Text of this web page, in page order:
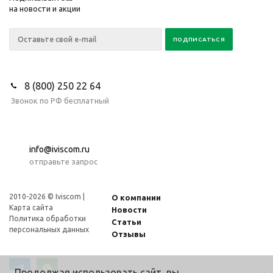
на новости и акции
8 (800) 250 22 64
Звонок по РФ бесплатный
info@iviscom.ru
отправьте запрос
2010-2026 © Iviscom |
Карта сайта
Политика обработки
персональных данных
О компании
Новости
Статьи
Отзывы